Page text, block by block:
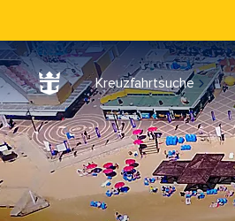
Kreuzfahrtsuche